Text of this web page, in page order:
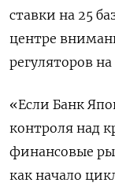
ставки на 25
центре
регуляторов
«Если Банк
контроля над
финансовые
как начало